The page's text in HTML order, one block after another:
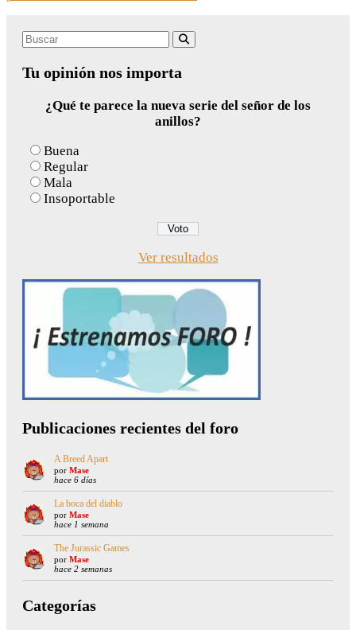
Search
Tu opinión nos importa
¿Qué te parece la nueva serie del señor de los
anillos?
Buena
Regular
Mala
Insoportable
Ver resultados
Publicaciones recientes del foro
A Breed Apart
por Mase
hace 6 días
La boca del diablo
por Mase
hace 1 semana
The Jurassic Games
por Mase
hace 2 semanas
Categorías